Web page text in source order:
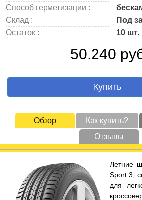
Способ герметизации :
Склад :
Под
Остаток :
10 шт.
50.240
Купить
Обзор Как купить?
Отзывы
Летние
Sport 3,
для